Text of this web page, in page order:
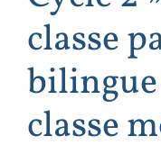
classe
classe